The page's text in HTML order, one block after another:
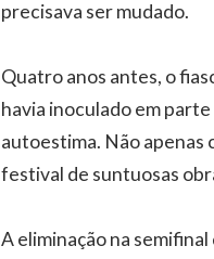
precisava ser mudado.
Quatro anos antes, o
havia inoculado em
autoestima. Não apenas
festival de suntuosas
A eliminação na